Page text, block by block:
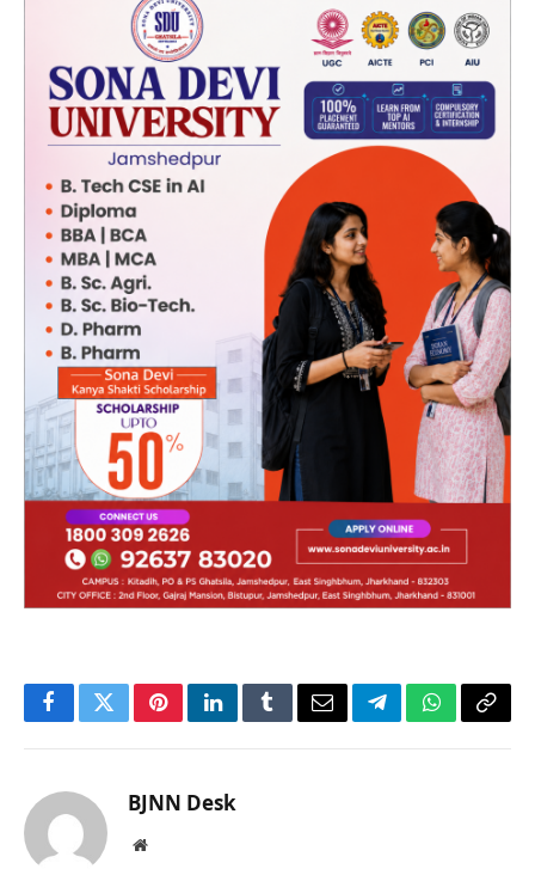
FacebookTwitterPinterestLinkedInTumblrEmailTelegramWhatsApp
Copy
BJNN Desk
Website